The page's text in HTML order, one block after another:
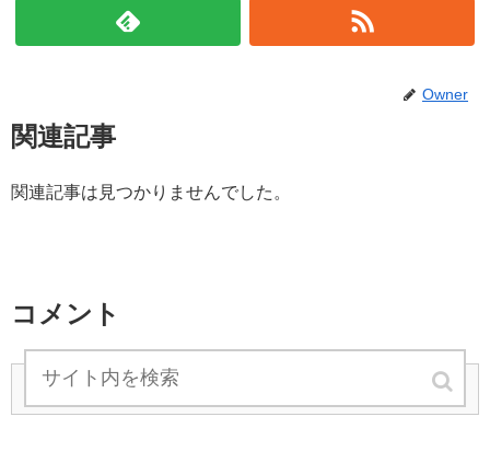
Owner
関連記事
関連記事は見つかりませんでした。
コメント
コメントを書き込む